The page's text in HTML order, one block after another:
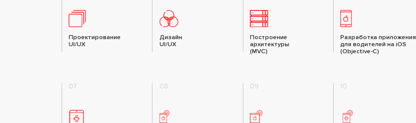
Проектирование
UI/UX
Дизайн
UI/UX
Построение
архитектуры
(MVC)
Разработка приложения
для водителей на iOS
(Objective-C)
07 08 09 10